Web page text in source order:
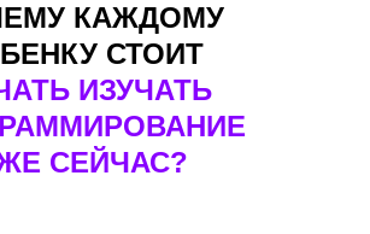
КАЖДОМУ
СТОИТ
ИЗУЧАТЬ
СЕЙЧАС?